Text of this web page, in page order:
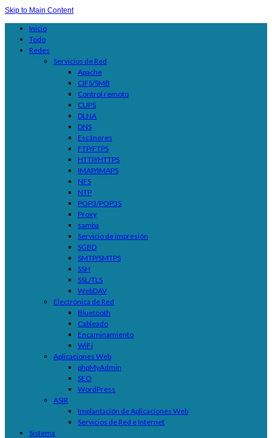
Skip to Main Content
Inicio
Todo
Redes
Servicios de Red
Apache
CIFS/SMB
Control remoto
CUPS
DLNA
DNS
Escáneres
FTP/FTPS
HTTP/HTTPS
IMAP/IMAPS
NFS
NTP
POP3/POP3S
Proxy
samba
Servicio de impresión
SGBD
SMTP/SMTPS
SSH
SSL/TLS
WebDAV
Electrónica de Red
Bluetooth
Cableado
Encaminamiento
WiFi
Aplicaciones Web
phpMyAdmin
SEO
WordPress
ASIR
Implantación de Aplicaciones Web
Servicios de Red e Internet
Sistema